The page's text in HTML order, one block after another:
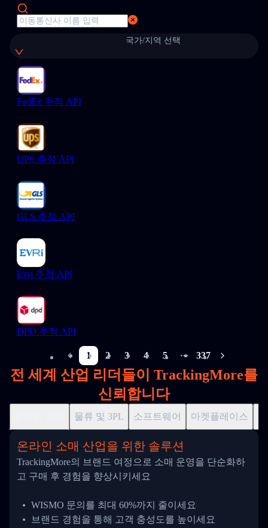
국가/지역 선택
FedEx 추적 API
UPS 추적 API
GLS 추적 API
Evri 추적 API
DPD 추적 API
1 2 3 4 5
More pages
337
전 세계 산업 리더들이 TrackingMore를
신뢰합니다
물류 및 3PL 소프트웨어 마켓플레이스
온라인 소매 산업을 위한 솔루션
TrackingMore의 브랜드 여정으로 소매 운영을 단순화하
고 구매 후 경험을 향상시키세요
WISMO 문의를 최대 60%까지 줄이세요
브랜드 경험을 통해 고객 충성도를 높이세요